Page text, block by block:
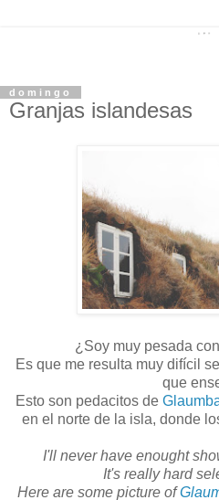
domingo
Granjas islandesas
¿Soy muy pesada con
Es que me resulta muy difícil
que
Esto son pedacitos de
en el norte de la isla, donde
I'll never have enought
It's really hard
Here are some picture of